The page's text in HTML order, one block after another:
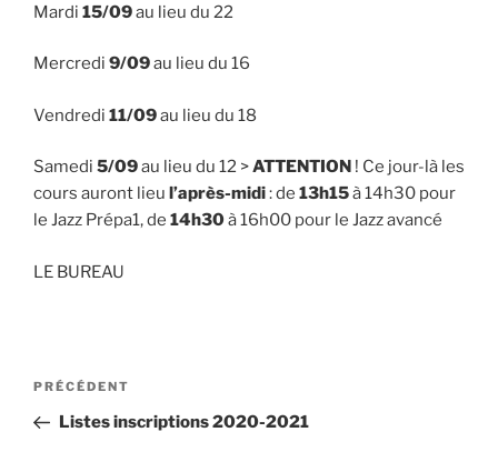
Mardi 15/09au lieu du 22
Mercredi 9/09au lieu du 16
Vendredi 11/09au lieu du 18
Samedi 5/09au lieu du 12 >ATTENTION ! Ce jour-là les
cours auront lieu l’après-midi: de 13h15à 14h30 pour
le Jazz Prépa1, de 14h30à 16h00 pour le Jazz avancé
LE BUREAU
Navigation
l’article
Article
précédent
PRÉCÉDENT
Listes inscriptions 2020-2021